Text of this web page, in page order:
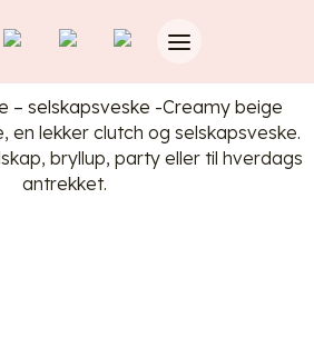
– selskapsveske -Creamy beige